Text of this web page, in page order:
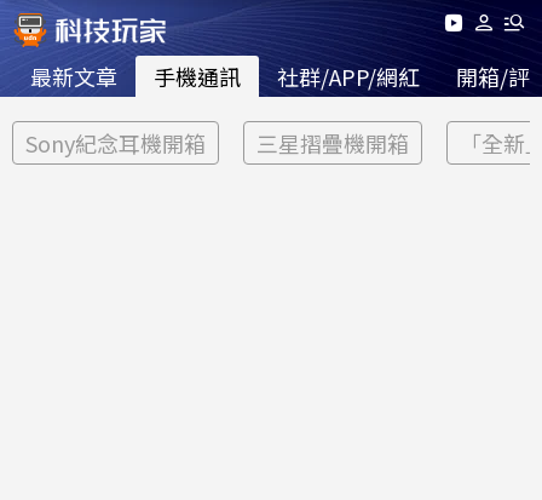
最新文章 手機通訊 社群/APP/網紅 開箱/評
Sony紀念耳機開箱 三星摺疊機開箱 「全新